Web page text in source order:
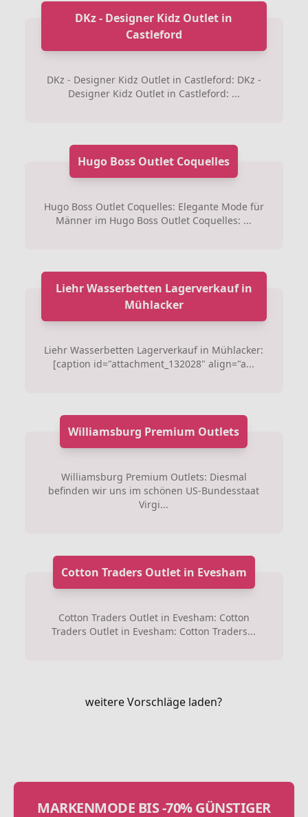
DKz - Designer Kidz Outlet in
Castleford
DKz - Designer Kidz Outlet in Castleford: DKz -
Designer Kidz Outlet in Castleford: ...
Hugo Boss Outlet Coquelles
Hugo Boss Outlet Coquelles: Elegante Mode für
Männer im Hugo Boss Outlet Coquelles: ...
Liehr Wasserbetten Lagerverkauf in
Mühlacker
Liehr Wasserbetten Lagerverkauf in Mühlacker:
[caption id="attachment_132028" align="a...
Williamsburg Premium Outlets
Williamsburg Premium Outlets: Diesmal
befinden wir uns im schönen US-Bundesstaat
Virgi...
Cotton Traders Outlet in Evesham
Cotton Traders Outlet in Evesham: Cotton
Traders Outlet in Evesham: Cotton Traders...
weitere Vorschläge laden?
MARKENMODE BIS -70% GÜNSTIGER